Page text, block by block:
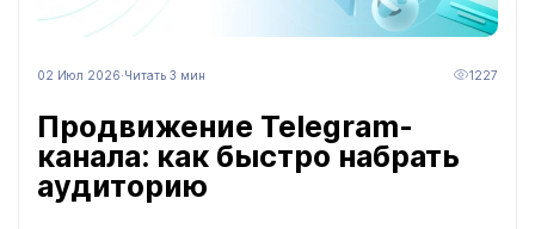
02 Июл 2026·Читать 3 мин 1227
Продвижение Telegram-
канала: как быстро набрать
аудиторию